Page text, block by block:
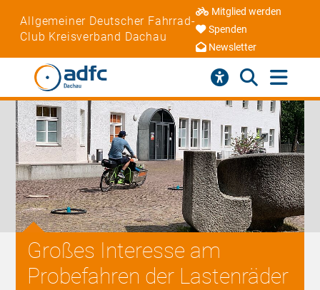
Allgemeiner Deutscher Fahrrad-
Club Kreisverband Dachau
Mitglied werden
Spenden
Newsletter
Großes Interesse am
Probefahren der Lastenräder